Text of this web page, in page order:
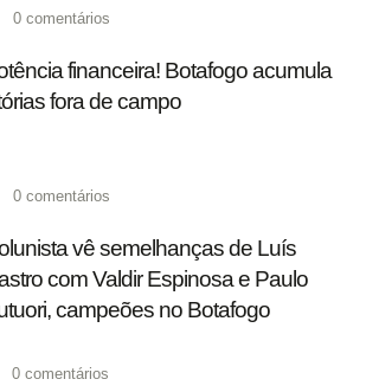
0 comentários
financeira! Botafogo acumula
fora de campo
0 comentários
vê semelhanças de Luís
com Valdir Espinosa e Paulo
campeões no Botafogo
0 comentários